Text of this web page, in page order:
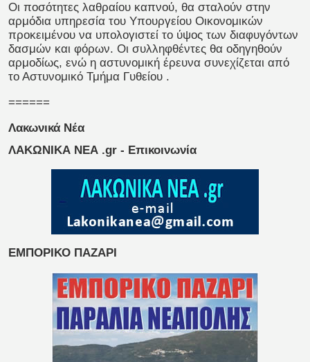
Οι ποσότητες λαθραίου καπνού, θα σταλούν στην
αρμόδια υπηρεσία του Υπουργείου Οικονομικών
προκειμένου να υπολογιστεί το ύψος των διαφυγόντων
δασμών και φόρων. Οι συλληφθέντες θα οδηγηθούν
αρμοδίως, ενώ η αστυνομική έρευνα συνεχίζεται από
το Αστυνομικό Τμήμα Γυθείου .
======
Λακωνικά Νέα
ΛΑΚΩΝΙΚΑ ΝΕΑ .gr - Επικοινωνία
ΕΜΠΟΡΙΚΟ ΠΑΖΑΡΙ